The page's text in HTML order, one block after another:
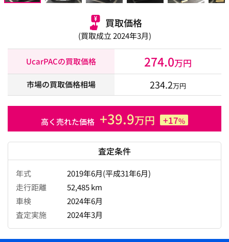
買取価格
(買取成立 2024年3月)
UcarPACの買取価格 274.0万円
市場の買取価格相場 234.2万円
高く売れた価格 +39.9万円 +17%
査定条件
年式
2019年6月(平成31年6月)
走行距離
52,485 km
車検
2024年6月
査定実施
2024年3月